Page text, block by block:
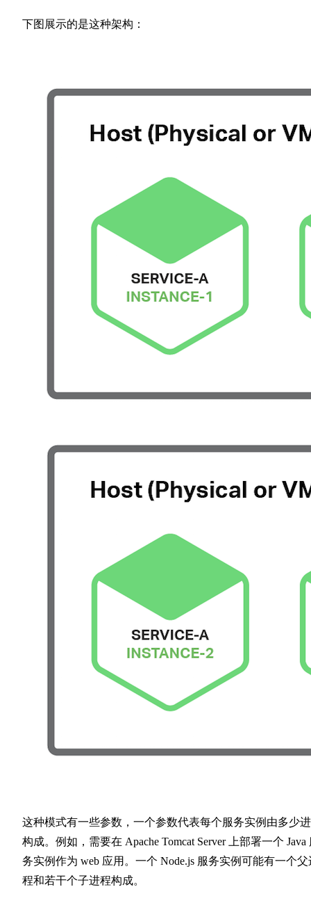
下图展示的是这种架构：
这种模式有一些参数，一个参数代表每个服务实例由多少
构成。例如，需要在 Apache Tomcat Server 上部署一个 Java
务实例作为 web 应用。一个 Node.js 服务实例可能有一个父
程和若干个子进程构成。